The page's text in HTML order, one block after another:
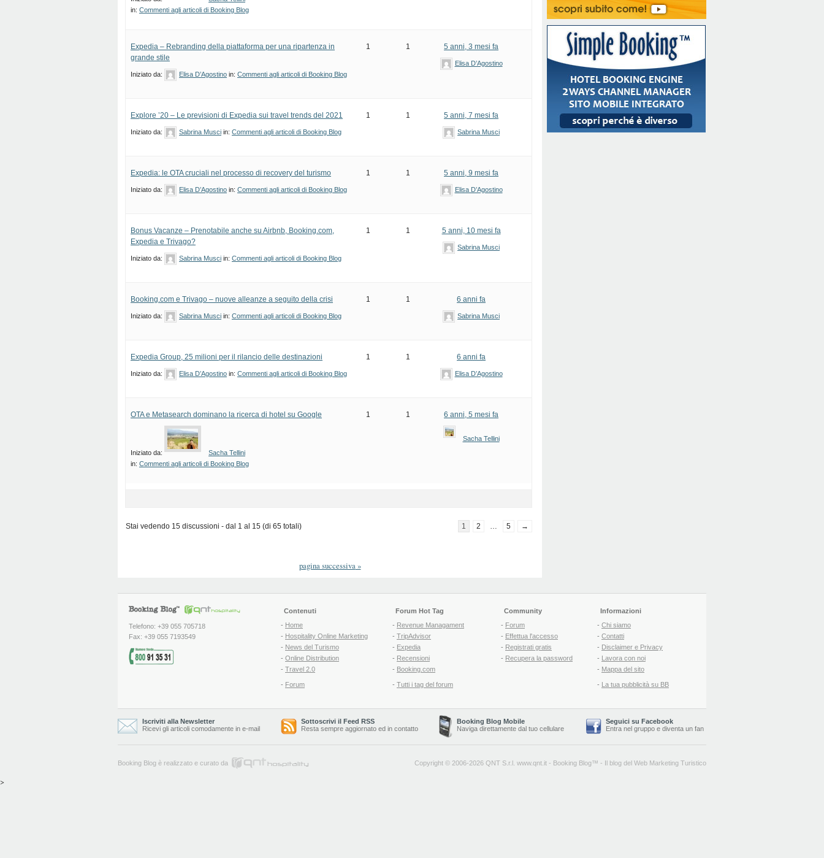
in: Commenti agli articoli di Booking Blog
Expedia – Rebranding della piattaforma per una ripartenza in
grande stile
Iniziato da: Elisa D’Agostino in: Commenti agli articoli di Booking Blog
1 1 5 anni, 3 mesi fa
Elisa D’Agostino
Explore ’20 – Le previsioni di Expedia sui travel trends del 2021
Iniziato da: Sabrina Musci in: Commenti agli articoli di Booking Blog
1 1 5 anni, 7 mesi fa
Sabrina Musci
Expedia: le OTA cruciali nel processo di recovery del turismo
Iniziato da: Elisa D’Agostino in: Commenti agli articoli di Booking Blog
1 1 5 anni, 9 mesi fa
Elisa D’Agostino
Bonus Vacanze – Prenotabile anche su Airbnb, Booking.com,
Expedia e Trivago?
Iniziato da: Sabrina Musci in: Commenti agli articoli di Booking Blog
1 1 5 anni, 10 mesi fa
Sabrina Musci
Booking.com e Trivago – nuove alleanze a seguito della crisi
Iniziato da: Sabrina Musci in: Commenti agli articoli di Booking Blog
1 1 6 anni fa
Sabrina Musci
Expedia Group, 25 milioni per il rilancio delle destinazioni
Iniziato da: Elisa D’Agostino in: Commenti agli articoli di Booking Blog
1 1 6 anni fa
Elisa D’Agostino
OTA e Metasearch dominano la ricerca di hotel su Google
Iniziato da:
Sacha Tellini
in: Commenti agli articoli di Booking Blog
1 1 6 anni, 5 mesi fa
Sacha Tellini
Stai vedendo 15 discussioni - dal 1 al 15 (di 65 totali) 1 2 … 5 →
pagina successiva»
Telefono: +39 055 705718
Fax: +39 055 7193549
Contenuti
- Home
- Hospitality Online Marketing
- News del Turismo
- Online Distribution
- Travel 2.0
- Forum
Forum Hot Tag
- Revenue Managament
- TripAdvisor
- Expedia
- Recensioni
- Booking.com
- Tutti i tag del forum
Community
- Forum
- Effettua l'accesso
- Registrati gratis
- Recupera la password
Informazioni
- Chi siamo
- Contatti
- Disclaimer e Privacy
- Lavora con noi
- Mappa del sito
- La tua pubblicità su BB
Iscriviti alla Newsletter
Ricevi gli articoli comodamente in e-mail
Sottoscrivi il Feed RSS
Resta sempre aggiornato ed in contatto
Booking Blog Mobile
Naviga direttamente dal tuo cellulare
Seguici su Facebook
Entra nel gruppo e diventa un fan
Booking Blog è realizzato e curato da Copyright © 2006-2026 QNT S.r.l. www.qnt.it - Booking Blog™ - Il blog del Web Marketing Turistico
>